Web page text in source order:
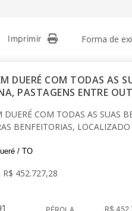
Imprimir Forma de
DUERÉ COM TODAS AS
PASTAGENS ENTRE
DUERÉ COM TODAS AS SUAS
BENFEITORIAS,
/ TO
R$ 452.727,28
R$